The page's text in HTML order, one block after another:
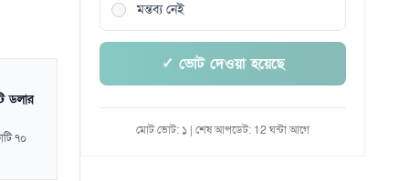
ডলার
৭০
মন্তব্য নেই
✓ ভোট দেওয়া হয়েছে
মোট ভোট: ১ | শেষ আপডেট: 12 ঘন্টা আগে